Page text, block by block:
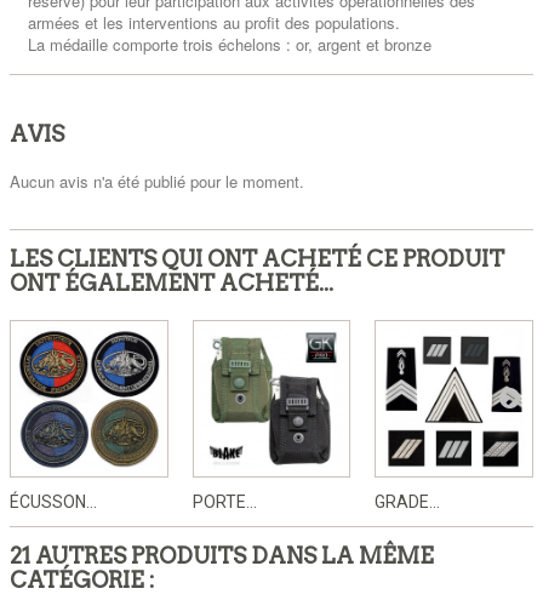
armées et les interventions au profit des populations.
La médaille comporte trois échelons : or, argent et bronze
AVIS
Aucun avis n'a été publié pour le moment.
LES CLIENTS QUI ONT ACHETÉ CE PRODUIT
ONT ÉGALEMENT ACHETÉ...
ÉCUSSON... PORTE... GRADE...
21 AUTRES PRODUITS DANS LA MÊME
CATÉGORIE :